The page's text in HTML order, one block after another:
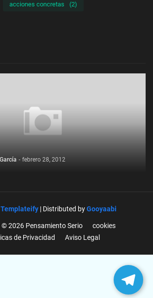
acciones concretas (2)
- febrero 28, 2012
Templateify| Distributed byGooyaabi
2026 Pensamiento Serio
cookies
de Privacidad
Aviso Legal